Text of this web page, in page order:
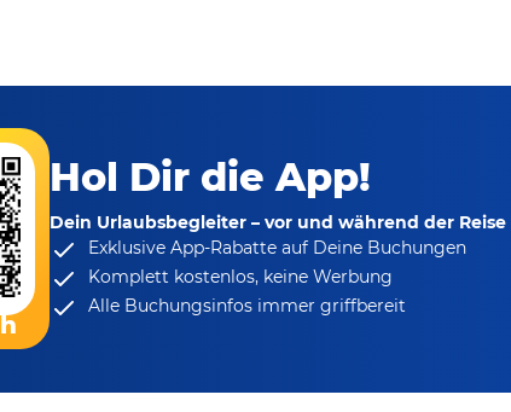
Hol Dir die App!
Dein Urlaubsbegleiter – vor und während der Reise
Exklusive App-Rabatteauf Deine Buchungen
Komplett kostenlos, keine Werbung
Alle Buchungsinfos immer griffbereit